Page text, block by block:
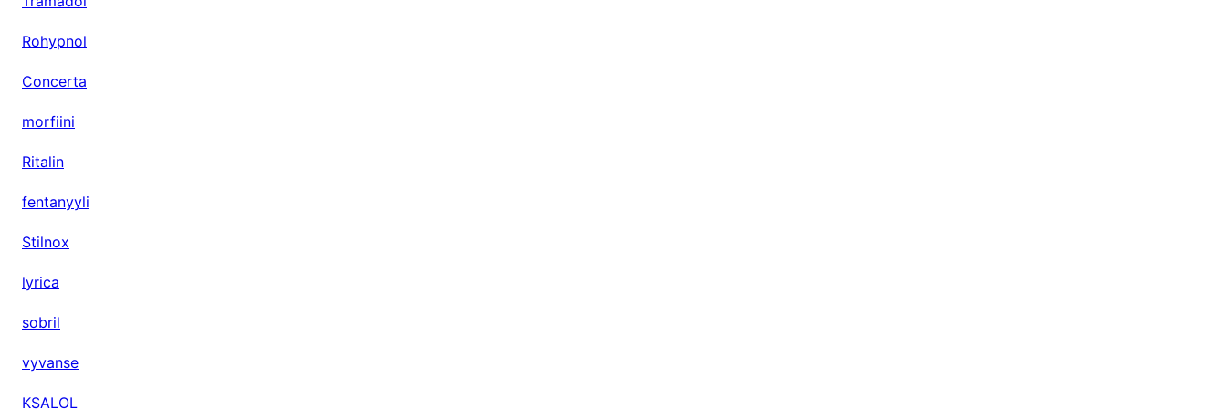
Rohypnol
Concerta
morfiini
Ritalin
fentanyyli
Stilnox
lyrica
sobril
vyvanse
KSALOL